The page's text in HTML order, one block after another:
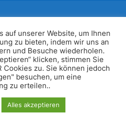
Theme von WPZOOM
auf unserer Website, um Ihnen
zu bieten, indem wir uns an
und Besuche wiederholen.
klicken, stimmen Sie
Cookies zu. Sie können jedoch
besuchen, um eine
zu erteilen..
Alles akzeptieren